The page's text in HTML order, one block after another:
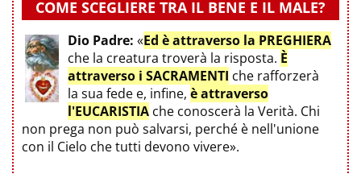
COME SCEGLIERE TRA IL BENE E IL MALE?
Dio Padre: «Ed è attraverso la PREGHIERA
che la creatura troverà la risposta. È
attraverso i SACRAMENTI che rafforzerà
la sua fede e, infine, è attraverso
l'EUCARISTIA che conoscerà la Verità. Chi
non prega non può salvarsi, perché è nell'unione
con il Cielo che tutti devono vivere».